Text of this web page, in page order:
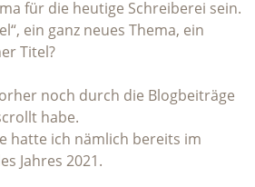
für die heutige Schreiberei sein.
ein ganz neues Thema, ein
Titel?
noch durch die Blogbeiträge
habe.
hatte ich nämlich bereits im
Jahres 2021.